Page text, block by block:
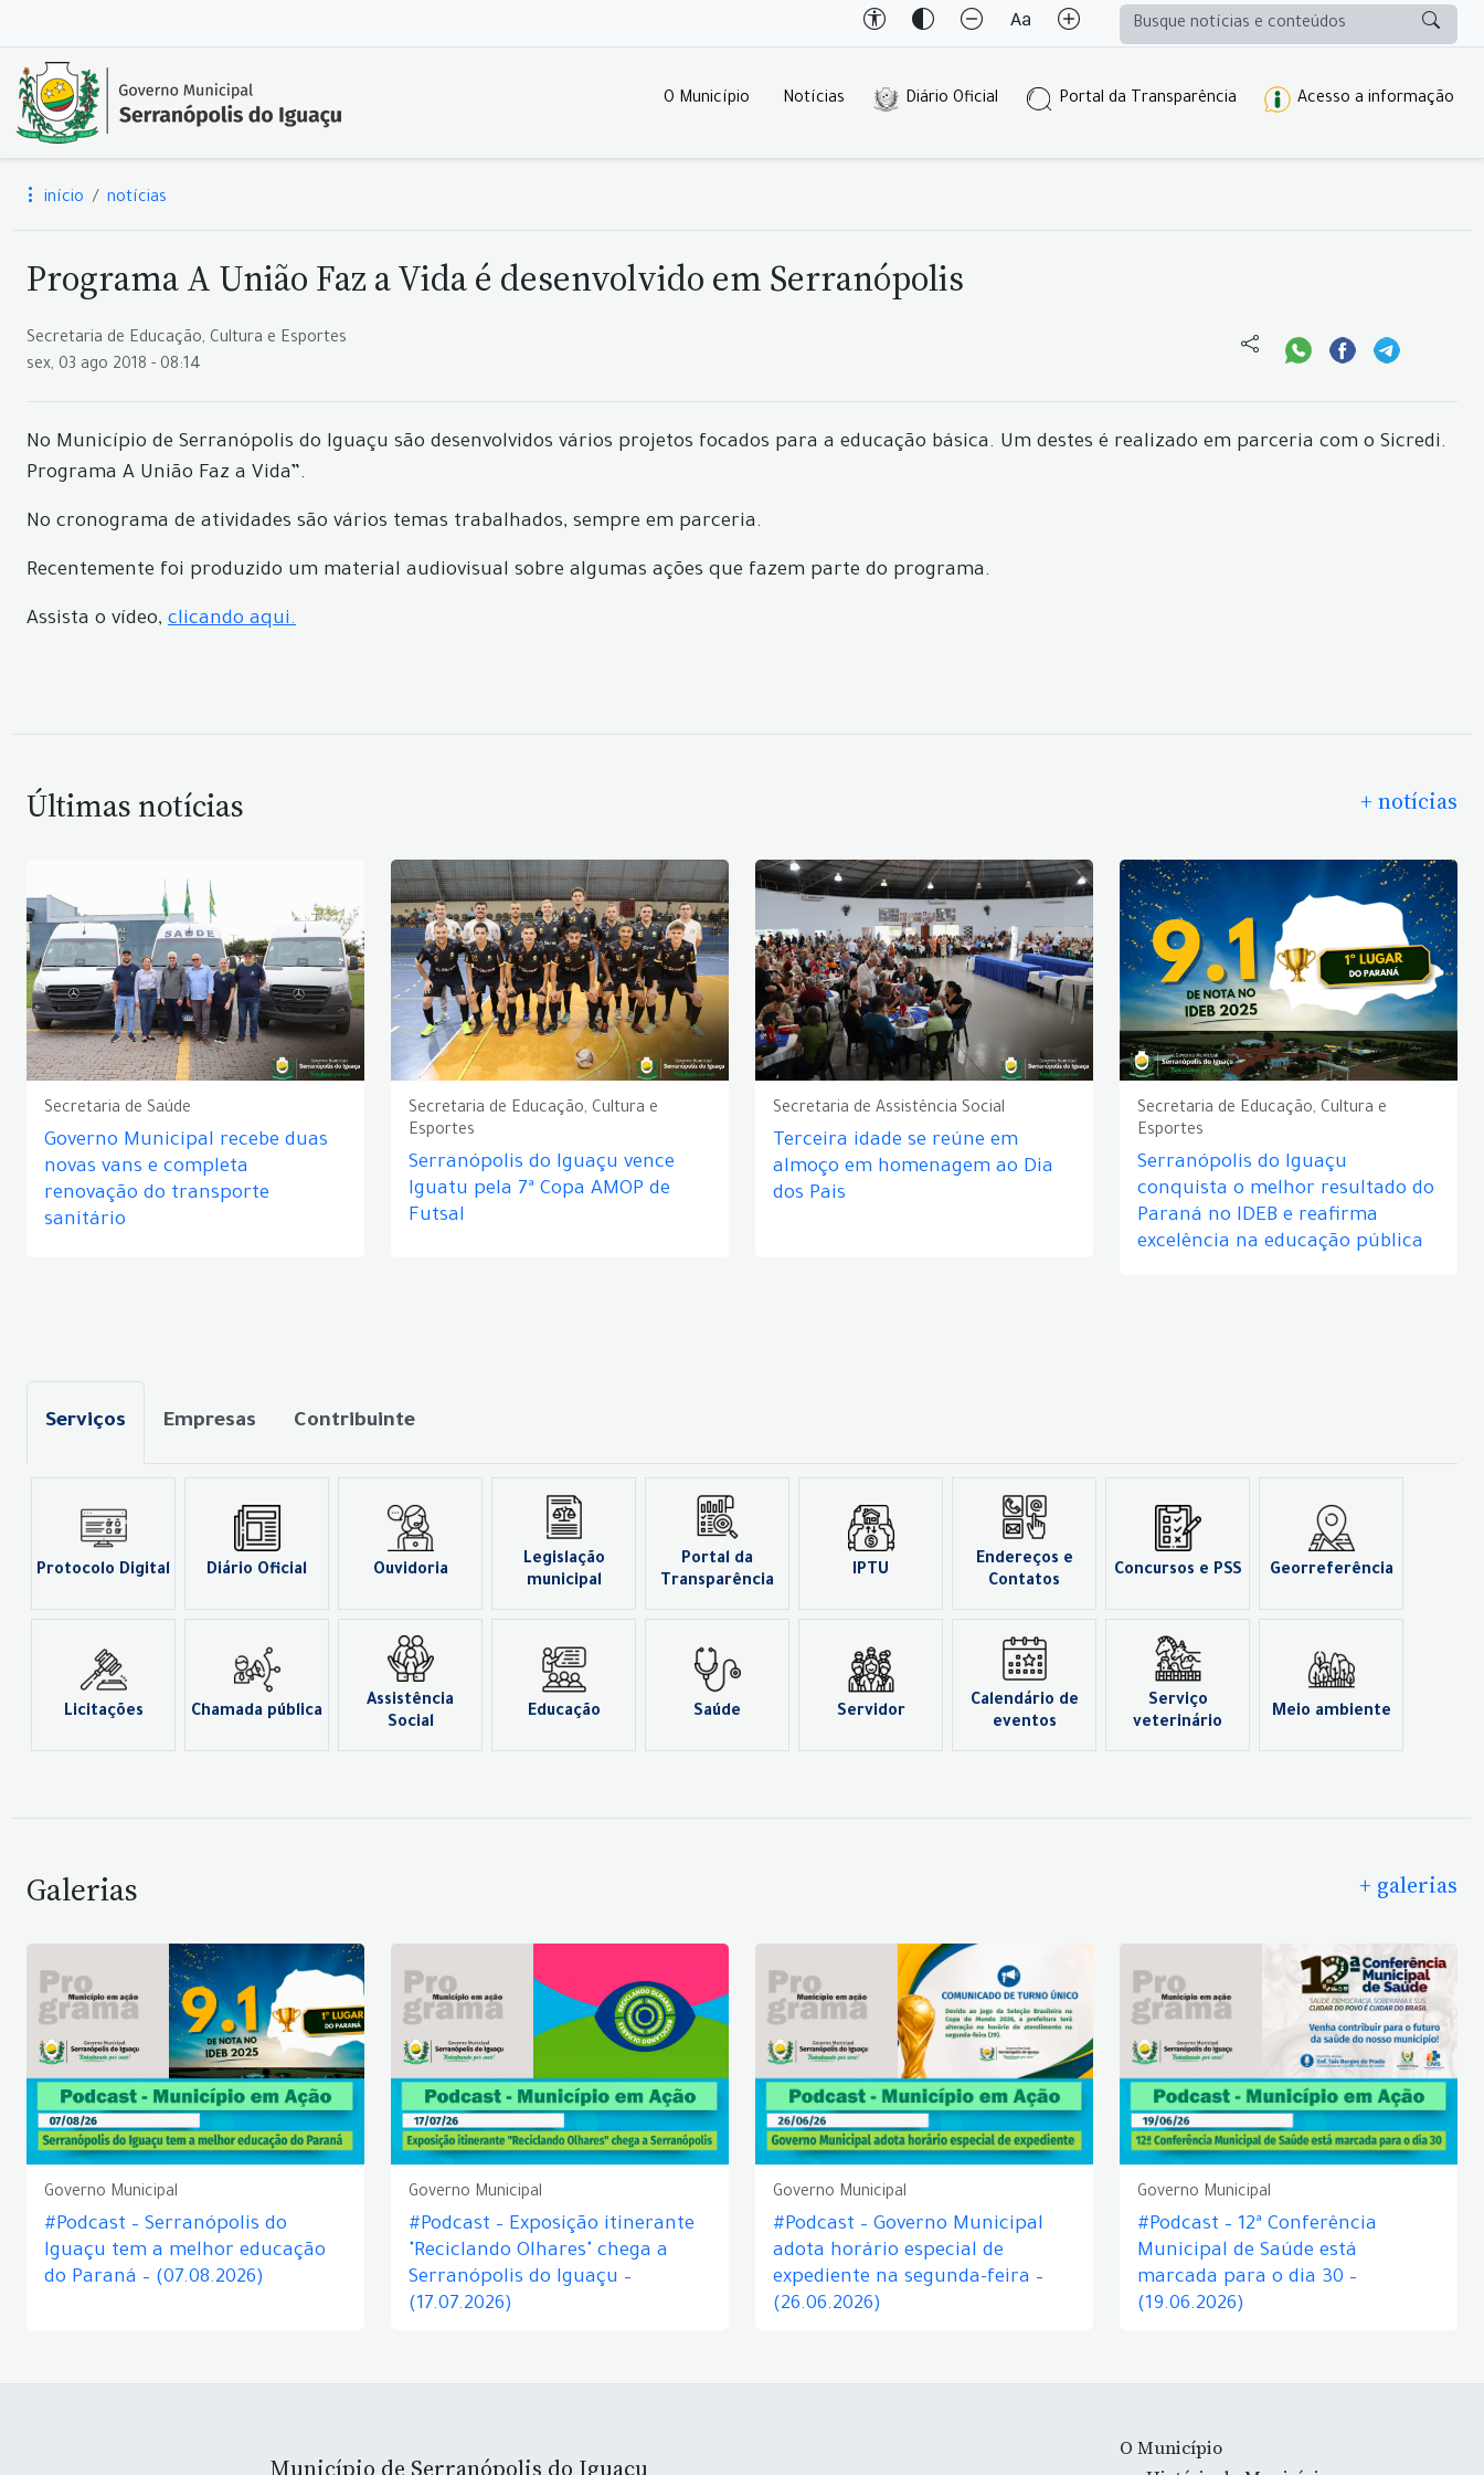
O Município Notícias Diário Oficial Portal da Transparência Acesso a informação
início notícias
Programa A União Faz a Vida é desenvolvido em Serranópolis
Secretaria de Educação, Cultura e Esportes
sex, 03 ago 2018 - 08:14
No Município de Serranópolis do Iguaçu são desenvolvidos vários projetos focados para a educação básica. Um destes é realizado em parceria com o Sicredi.
Programa A União Faz a Vida”.
No cronograma de atividades são vários temas trabalhados, sempre em parceria.
Recentemente foi produzido um material audiovisual sobre algumas ações que fazem parte do programa.
Assista o vídeo, clicando aqui.
Últimas notícias + notícias
Secretaria de Saúde
Governo Municipal recebe duas
novas vans e completa
renovação do transporte
sanitário
Secretaria de Educação, Cultura e
Esportes
Serranópolis do Iguaçu vence
Iguatu pela 7ª Copa AMOP de
Futsal
Secretaria de Assistência Social
Terceira idade se reúne em
almoço em homenagem ao Dia
dos Pais
Secretaria de Educação, Cultura e
Esportes
Serranópolis do Iguaçu
conquista o melhor resultado do
Paraná no IDEB e reafirma
excelência na educação pública
Serviços Empresas Contribuinte
Protocolo Digital Diário Oficial Ouvidoria
Legislação
municipal
Portal da
Transparência
IPTU
Endereços e
Contatos
Concursos e PSS Georreferência
Licitações Chamada pública
Assistência
Social
Educação Saúde Servidor
Calendário de
eventos
Serviço
veterinário
Meio ambiente
Galerias + galerias
Governo Municipal
#Podcast – Serranópolis do
Iguaçu tem a melhor educação
do Paraná – (07.08.2026)
Governo Municipal
#Podcast – Exposição itinerante
"Reciclando Olhares" chega a
Serranópolis do Iguaçu –
(17.07.2026)
Governo Municipal
#Podcast – Governo Municipal
adota horário especial de
expediente na segunda-feira –
(26.06.2026)
Governo Municipal
#Podcast – 12ª Conferência
Municipal de Saúde está
marcada para o dia 30 –
(19.06.2026)
Município de Serranópolis do Iguaçu
O Município